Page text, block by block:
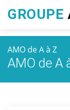
GROUPE
AMO de A à Z
AMO de A